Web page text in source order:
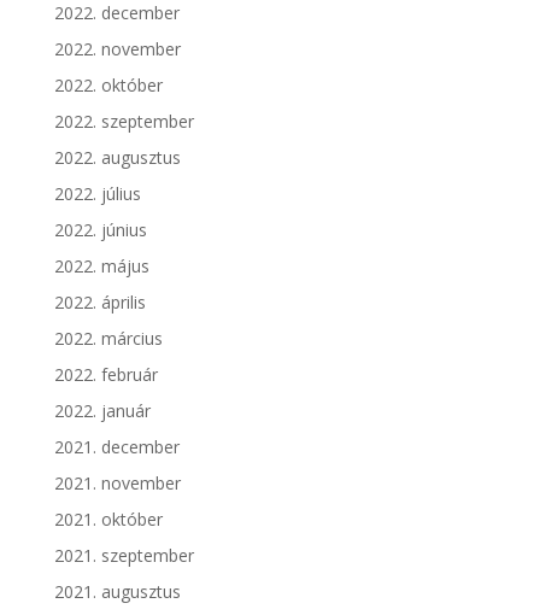
2022. december
2022. november
2022. október
2022. szeptember
2022. augusztus
2022. július
2022. június
2022. május
2022. április
2022. március
2022. február
2022. január
2021. december
2021. november
2021. október
2021. szeptember
2021. augusztus